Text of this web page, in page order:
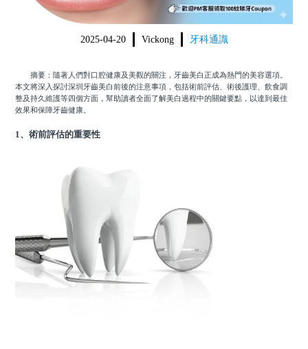
根管收費
美學收費
箍牙收費
門診時間
2025-04-20 Vickong 牙科通識
摘要：隨著人們對口腔健康及美觀的關注，牙齒美白正成為熱門的美容選項。
本文將深入探討深圳牙齒美白前後的注意事項，包括術前評估、術後護理、飲食調
整及持久維護等四個方面，幫助讀者全面了解美白過程中的關鍵要點，以達到最佳
效果和保障牙齒健康。
1、術前評估的重要性